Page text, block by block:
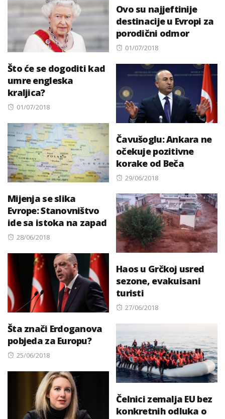
Ovo su najjeftinije
destinacije u Evropi za
porodični odmor
Posted
01/07/2018
Što će se dogoditi kad
umre engleska
kraljica?
Posted
01/07/2018
Čavušoglu: Ankara ne
očekuje pozitivne
korake od Beča
Posted
29/06/2018
Mijenja se slika
Evrope: Stanovništvo
ide sa istoka na zapad
Posted
28/06/2018
Haos u Grčkoj usred
sezone, evakuisani
turisti
Posted
27/06/2018
Šta znači Erdoganova
pobjeda za Europu?
Posted
25/06/2018
Čelnici zemalja EU bez
konkretnih odluka o